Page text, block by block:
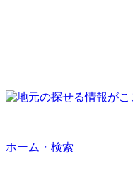
ホーム・検索